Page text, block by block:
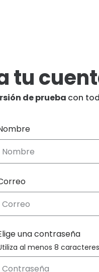
tu
de prueba con